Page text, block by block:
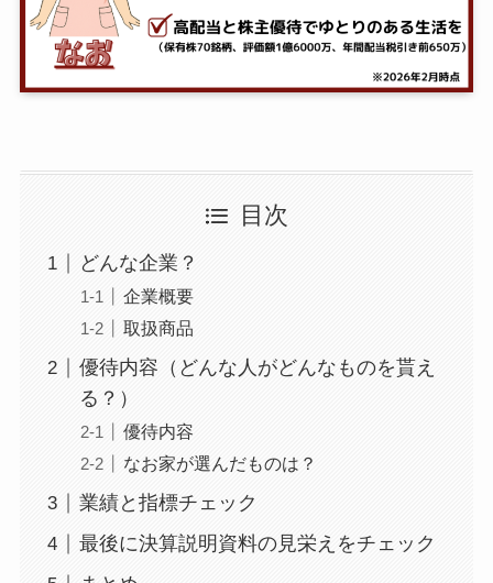
目次
どんな企業？
企業概要
取扱商品
優待内容（どんな人がどんなものを貰え
る？）
優待内容
なお家が選んだものは？
業績と指標チェック
最後に決算説明資料の見栄えをチェック